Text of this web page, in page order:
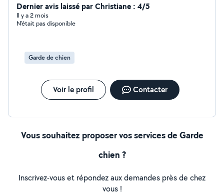
disposons d'un jardin sécurisé. Nous avons l'habitude de
garder des chiens: golden, cavalier, labrador,... Je reste
à votre disposition pour vous donner plus d'informations.
Dernier avis laissé par Christiane : 4/5
Il y a 2 mois
N'était pas disponible
Garde de chien
Voir le profil Contacter
Vous souhaitez proposer vos services de Garde
chien ?
Inscrivez-vous et répondez aux demandes près de chez
vous !